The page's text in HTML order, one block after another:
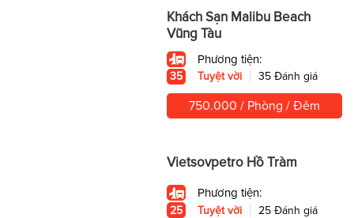
Khách Sạn Malibu Beach
Vũng Tàu
Phương tiện:
35 Tuyệt vời 35 Đánh giá
750.000 / Phòng / Đêm
Vietsovpetro Hồ Tràm
Phương tiện:
25 Tuyệt vời 25 Đánh giá